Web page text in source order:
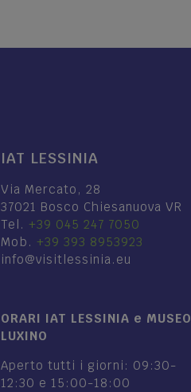
IAT LESSINIA
Via Mercato, 28
37021 Bosco Chiesanuova VR
Tel. +39 045 247 7050
Mob. +39 393 8953923
info@visitlessinia.eu
ORARI IAT LESSINIA e MUSEO
LUXINO
Aperto tutti i giorni: 09:30-
12:30 e 15:00-18:00